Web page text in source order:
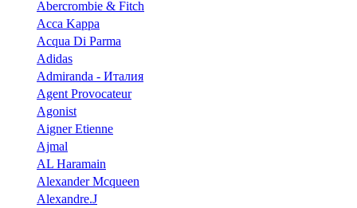
Abercrombie & Fitch
Acca Kappa
Acqua Di Parma
Adidas
Admiranda - Италия
Agent Provocateur
Agonist
Aigner Etienne
Ajmal
AL Haramain
Alexander Mcqueen
Alexandre.J